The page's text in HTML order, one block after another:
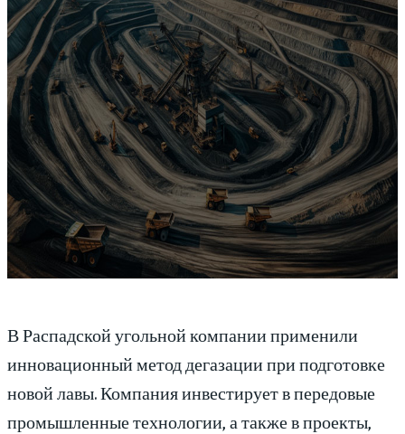
В Распадской угольной компании применили
инновационный метод дегазации при подготовке
новой лавы. Компания инвестирует в передовые
промышленные технологии, а также в проекты,